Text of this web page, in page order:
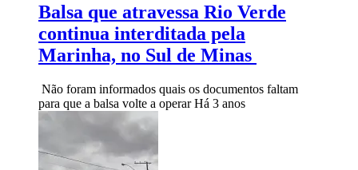
Balsa que atravessa Rio Verde
continua interditada pela
Marinha, no Sul de Minas
Não foram informados quais os documentos faltam
para que a balsa volte a operarHá 3 anos